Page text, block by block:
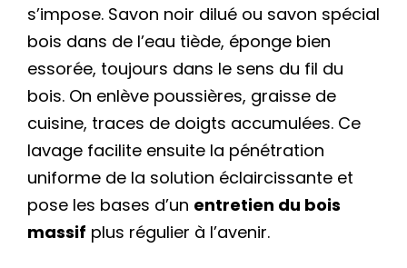
s’impose. Savon noir dilué ou savon spécial
bois dans de l’eau tiède, éponge bien
essorée, toujours dans le sens du fil du
bois. On enlève poussières, graisse de
cuisine, traces de doigts accumulées. Ce
lavage facilite ensuite la pénétration
uniforme de la solution éclaircissante et
pose les bases d’un entretien du bois
massif plus régulier à l’avenir.